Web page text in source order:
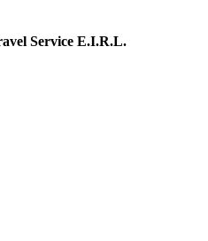
Service E.I.R.L.